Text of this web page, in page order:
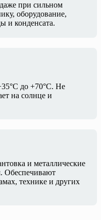
при сильном
оборудование,
и конденсата.
до +70°C. Не
на солнце и
и металлические
Обеспечивают
технике и других